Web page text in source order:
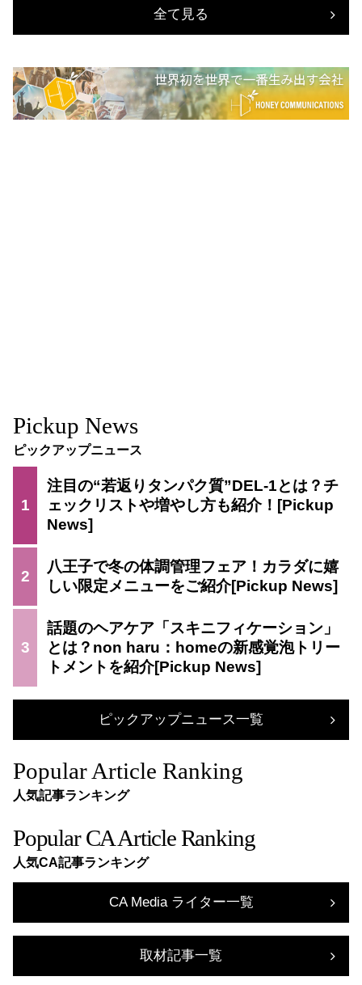
全て見る
Pickup News
ピックアップニュース
1
注目の“若返りタンパク質”DEL-1とは？チ
ェックリストや増やし方も紹介！
2
八王子で冬の体調管理フェア！カラダに嬉
しい限定メニューをご紹介
3
話題のヘアケア「スキニフィケーション」
とは？non haru：homeの新感覚泡トリー
トメントを紹介
ピックアップニュース一覧
Popular Article Ranking
人気記事ランキング
Popular CA Article Ranking
人気CA記事ランキング
CA Media ライター一覧
取材記事一覧